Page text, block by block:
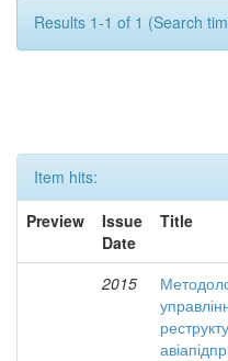
Results 1-1 of 1 (Search
Item hits:
Preview
Issue
Date
Title
2015